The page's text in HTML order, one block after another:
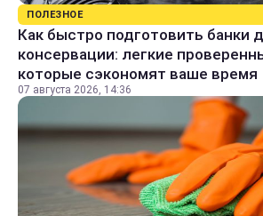
ПОЛЕЗНОЕ
Как быстро подготовить банки
консервации: легкие
которые сэкономят ваше время
07 августа 2026, 14:36